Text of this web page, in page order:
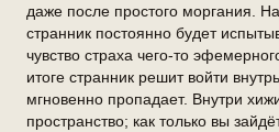
даже после простого моргания.
странник постоянно будет
чувство страха чего-то
итоге странник решит войти
мгновенно пропадает. Внутри
пространство; как только вы